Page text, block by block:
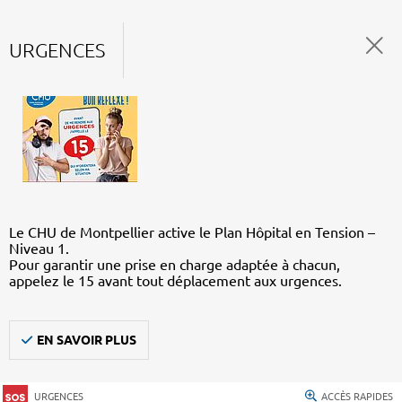
URGENCES
Le CHU de Montpellier active le Plan Hôpital en Tension –
Niveau 1.
Pour garantir une prise en charge adaptée à chacun,
appelez le 15 avant tout déplacement aux urgences.
EN SAVOIR PLUS
URGENCES ACCÈS RAPIDES